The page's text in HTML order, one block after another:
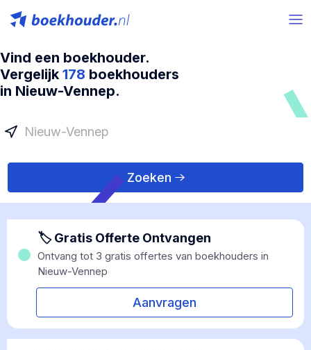
Vind een boekhouder.
Vergelijk 178 boekhouders
in Nieuw-Vennep.
Zoeken
🏷 Gratis Offerte Ontvangen
Ontvang tot 3 gratis offertes van boekhouders in
Nieuw-Vennep
Aanvragen